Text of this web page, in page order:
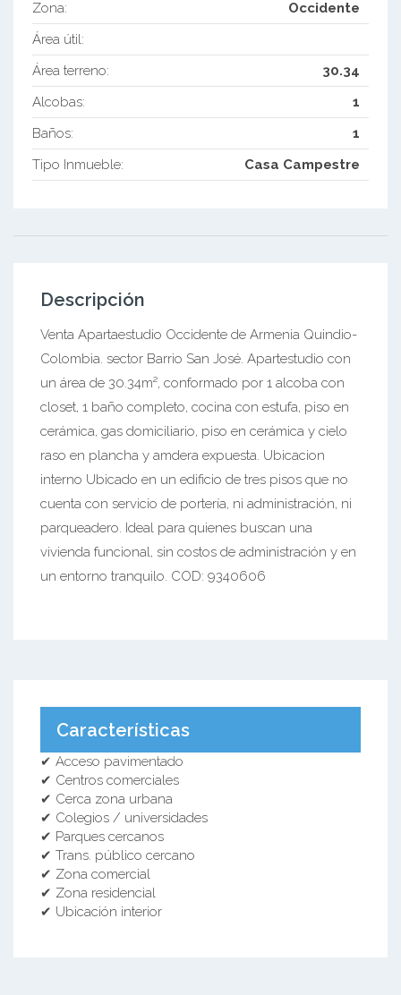
Zona:
Occidente
Área útil:
Área terreno:
30.34
Alcobas:
1
Baños:
1
Tipo Inmueble:
Casa Campestre
Descripción
Venta Apartaestudio Occidente de Armenia Quindio-
Colombia. sector Barrio San José. Apartestudio con
un área de 30.34m², conformado por 1 alcoba con
closet, 1 baño completo, cocina con estufa, piso en
cerámica, gas domiciliario, piso en cerámica y cielo
raso en plancha y amdera expuesta. Ubicacion
interno Ubicado en un edificio de tres pisos que no
cuenta con servicio de portería, ni administración, ni
parqueadero. Ideal para quienes buscan una
vivienda funcional, sin costos de administración y en
un entorno tranquilo. COD: 9340606
Características
✔ Acceso pavimentado
✔ Centros comerciales
✔ Cerca zona urbana
✔ Colegios / universidades
✔ Parques cercanos
✔ Trans. público cercano
✔ Zona comercial
✔ Zona residencial
✔ Ubicación interior